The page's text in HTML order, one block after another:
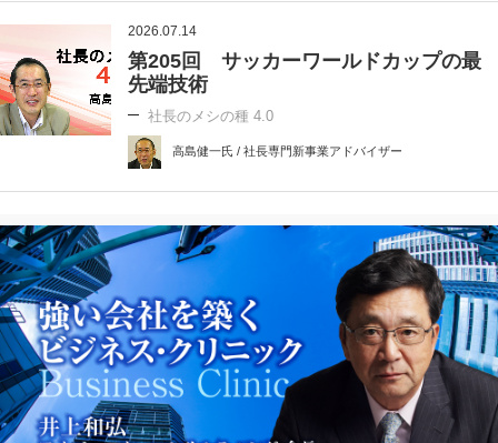
2026.07.14
第205回 サッカーワールドカップの最
先端技術
社長のメシの種 4.0
高島健一氏 / 社長専門新事業アドバイザー